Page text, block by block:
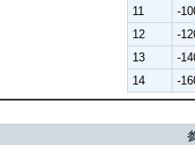
11
-
12
-
13
-
14
-